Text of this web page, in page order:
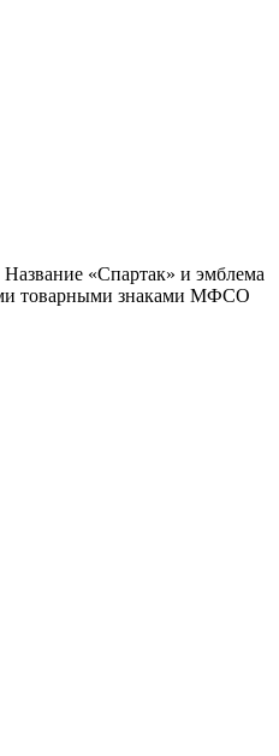
«Спартак» и эмблема
товарными знаками МФСО